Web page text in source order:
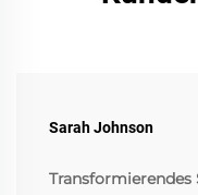
Sarah Johnson
Transformierendes